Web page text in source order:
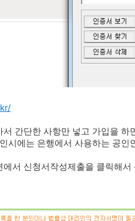
서 간단한 사항만 넣고 가입을
시에는 은행에서 사용하는 공인
에서 신청서작성제출을 클릭해